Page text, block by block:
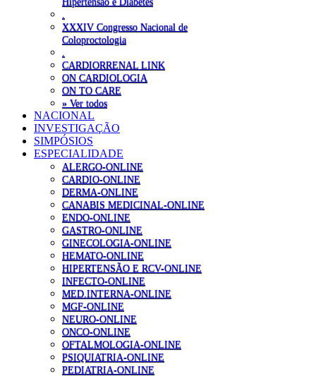
XXXIV Congresso Nacional de
Coloproctologia
CARDIORRENAL LINK
ON CARDIOLOGIA
ON TO CARE
» Ver todos
NACIONAL
INVESTIGAÇÃO
SIMPÓSIOS
ESPECIALIDADE
ALERGO-ONLINE
CARDIO-ONLINE
DERMA-ONLINE
CANABIS MEDICINAL-ONLINE
ENDO-ONLINE
GASTRO-ONLINE
GINECOLOGIA-ONLINE
HEMATO-ONLINE
HIPERTENSÃO E RCV-ONLINE
INFECTO-ONLINE
MED.INTERNA-ONLINE
MGF-ONLINE
NEURO-ONLINE
ONCO-ONLINE
OFTALMOLOGIA-ONLINE
PSIQUIATRIA-ONLINE
PEDIATRIA-ONLINE